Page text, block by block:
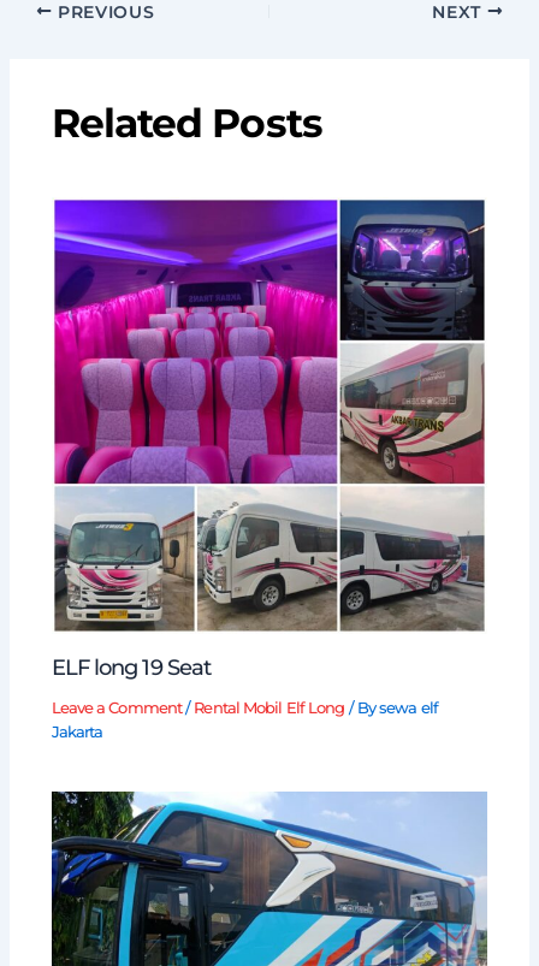
PREVIOUS NEXT
Related Posts
ELF long 19 Seat
Leave a Comment / Rental Mobil Elf Long / Bysewa elf
Jakarta